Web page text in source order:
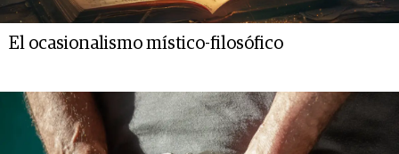
El ocasionalismo místico-filosófico